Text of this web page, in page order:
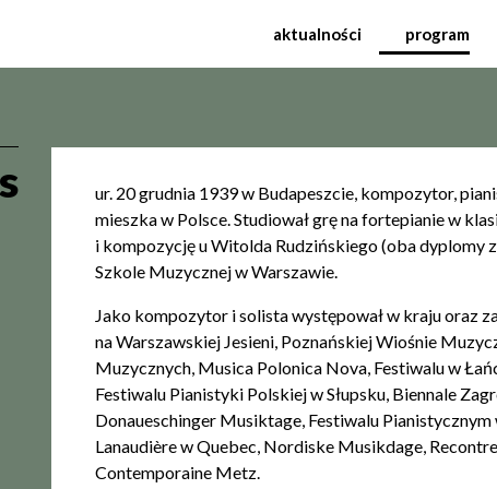
Festiwal
aktualności program
ur. 20 grudnia 1939 w Budapeszcie, kompozytor,
mieszka w Polsce. Studiował grę na fortepianie w
i kompozycję u Witolda Rudzińskiego (oba dyplomy
Szkole Muzycznej w Warszawie.
Jako kompozytor i solista występował w kraju oraz
na Warszawskiej Jesieni, Poznańskiej Wiośnie
Muzycznych, Musica Polonica Nova, Festiwalu w
Festiwalu Pianistyki Polskiej w Słupsku, Biennale
Donaueschinger Musiktage, Festiwalu Pianistycznym
Lanaudière w Quebec, Nordiske Musikdage,
Contemporaine Metz.